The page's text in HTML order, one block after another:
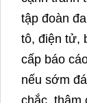
tập đoàn
tô, điện tử,
cấp báo
nếu sớm
chắc, thậm